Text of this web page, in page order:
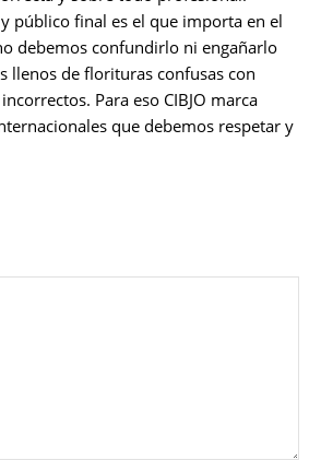
público final es el que importa en el
debemos confundirlo ni engañarlo
llenos de florituras confusas con
Para eso CIBJO marca
que debemos respetar y